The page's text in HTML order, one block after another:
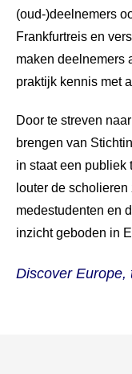
(oud-)deelnemers
Frankfurtreis en
maken deelnemers
praktijk kennis met
Door te streven
brengen van
in staat een publiek
louter de
medestudenten en
inzicht geboden in
Discover Europe,